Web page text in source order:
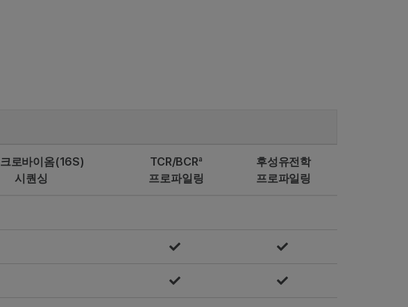
로바이옴(16S)
시퀀싱
TCR/BCRa
프로파일링
후성유전학
프로파일링